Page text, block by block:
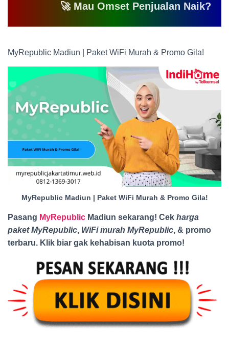
🚀 Mau Omset Penjualan Naik? Atau
MyRepublic Madiun | Paket WiFi Murah & Promo Gila!
MyRepublic Madiun | Paket WiFi Murah & Promo Gila!
Pasang MyRepublic Madiun sekarang! Cek harga
paket MyRepublic, WiFi murah MyRepublic, & promo
terbaru. Klik biar gak kehabisan kuota promo!